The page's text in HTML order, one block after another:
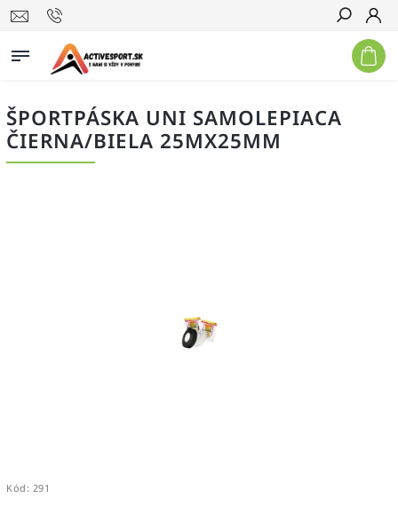
Hľadať
ŠPORTPÁSKA UNI SAMOLEPIACA
ČIERNA/BIELA 25MX25MM
Kód: 291